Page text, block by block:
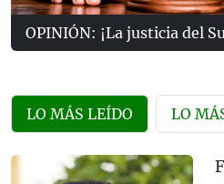
OPINIÓN: ¡La justicia del
LO MÁS LEÍDO LO